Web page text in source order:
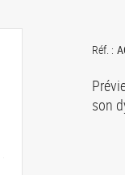
Réf. :
son